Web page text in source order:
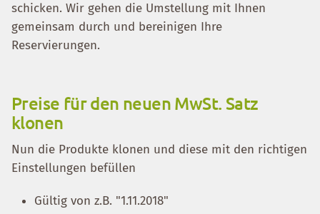
schicken. Wir gehen die Umstellung mit Ihnen
gemeinsam durch und bereinigen Ihre
Reservierungen.
Preise für den neuen MwSt. Satz
klonen
Nun die Produkte klonen und diese mit den richtigen
Einstellungen befüllen
Gültig von z.B. "1.11.2018"